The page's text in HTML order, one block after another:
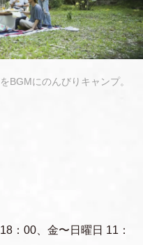
BGMにのんびりキャンプ。
：00、金〜日曜日 11：